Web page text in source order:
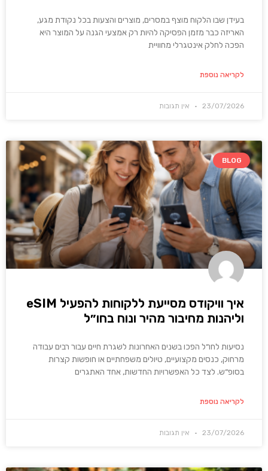
בעידן שבו הלקוח מוצף במסרים, מוצרים והצעות בכל נקודת מגע,
האריזה כבר מזמן הפסיקה להיות רק אמצעי הגנה על המוצר היא
הפכה לחלק אינטגרלי מחוויית
לקריאה נוספת
23/07/2026 אין תגובות
BLOG
איך וויקודס מסייעת ללקוחות להפעיל eSIM
וליהנות מחיבור מהיר ונוח בחו״ל
נסיעות לחו״ל הפכו בשנים האחרונות לשגרת חיים עבור רבים עבודה
מרחוק, כנסים מקצועיים, טיולים משפחתיים או חופשות קצרות
בסופ״ש. לצד כל האפשרויות החדשות, אחד האתגרים
לקריאה נוספת
23/07/2026 אין תגובות